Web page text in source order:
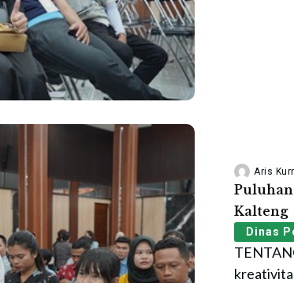
Aris
Puluhan
Kalteng
Dinas